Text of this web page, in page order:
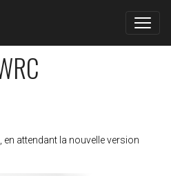
en attendant la nouvelle version